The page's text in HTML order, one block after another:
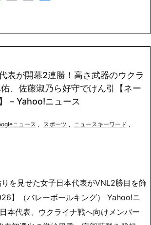
表が開幕2連勝！高さ武器のウクラ
、佐藤淑乃ら好守でけん引【ネー
– Yahoo!ニュース
ニュース , スポーツ , ニュースキーワード ,
を見せた女子日本代表がVNL2勝目を飾
】（バレーボールキング） Yahoo!ニ
本代表、ウクライナ戦へ向けメンバー